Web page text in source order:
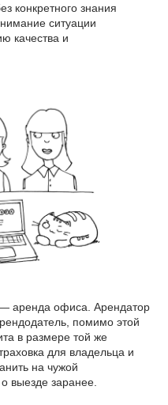
конкретного знания
ситуации
качества и
аренда офиса. Арендатор
помимо этой
в размере той же
для владельца и
на чужой
выезде заранее.